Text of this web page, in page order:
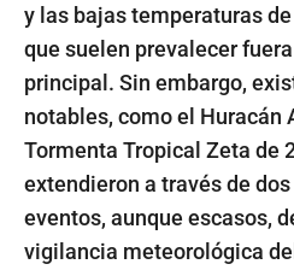
y las bajas temperaturas
que suelen prevalecer
principal. Sin embargo,
notables, como el Huracán
Tormenta Tropical Zeta de
extendieron a través de
eventos, aunque escasos,
vigilancia meteorológica